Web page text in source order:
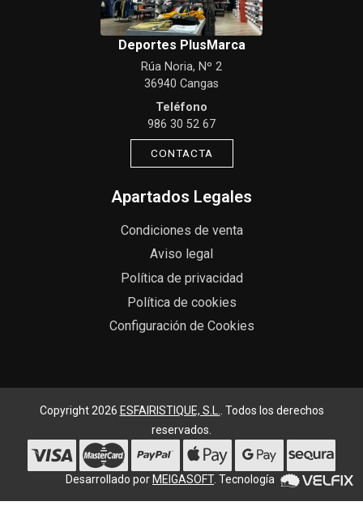
Deportes PlusMarca
Rúa Noria, Nº 2
36940 Cangas
Teléfono
986 30 52 67
CONTACTA
Apartados Legales
Condiciones de venta
Aviso legal
Política de privacidad
Política de cookies
Configuración de Cookies
Copyright 2026 ESFAIRISTIQUE, S.L.. Todos los derechos
reservados.
Desarrollado por MEIGASOFT. Tecnología